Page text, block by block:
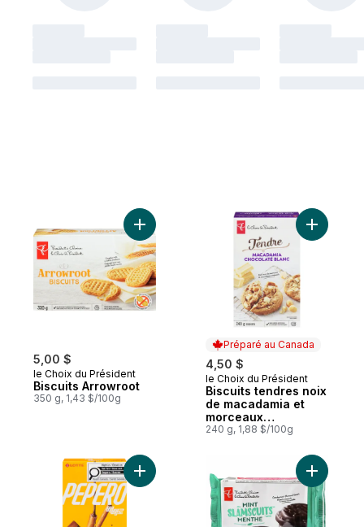
5,00 $
le Choix du Président
Biscuits Arrowroot
350 g, 1,43 $/100g
Ajouter Biscuits Arrowroot au panier
Préparé au Canada
4,50 $
Préparé au Canada
le Choix du Président
Biscuits tendres noix
de macadamia et
morceaux
chocolatés blancs
240 g, 1,88 $/100g
Ajouter Pepero - Biscuits fourrés auAjouter